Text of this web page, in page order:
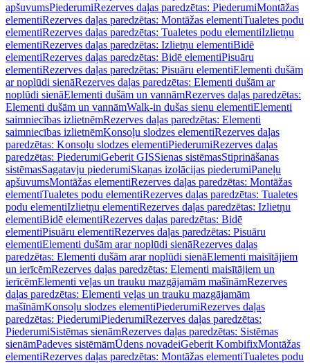
apšuvumsPiederumiRezerves daļas paredzētas: PiederumiMontāžas
elementiRezerves daļas paredzētas: Montāžas elementiTualetes podu
elementiRezerves daļas paredzētas: Tualetes podu elementiIzlietņu
elementiRezerves daļas paredzētas: Izlietņu elementiBidē
elementiRezerves daļas paredzētas: Bidē elementiPisuāru
elementiRezerves daļas paredzētas: Pisuāru elementiElementi dušām
ar noplūdi sienāRezerves daļas paredzētas: Elementi dušām ar
noplūdi sienāElementi dušām un vannāmRezerves daļas paredzētas:
Elementi dušām un vannāmWalk-in dušas sienu elementiElementi
saimniecības izlietnēmRezerves daļas paredzētas: Elementi
saimniecības izlietnēmKonsoļu slodzes elementiRezerves daļas
paredzētas: Konsoļu slodzes elementiPiederumiRezerves daļas
paredzētas: PiederumiGeberit GISSienas sistēmasStiprināšanas
sistēmasSagatavju piederumiSkaņas izolācijas piederumiPaneļu
apšuvumsMontāžas elementiRezerves daļas paredzētas: Montāžas
elementiTualetes podu elementiRezerves daļas paredzētas: Tualetes
podu elementiIzlietņu elementiRezerves daļas paredzētas: Izlietņu
elementiBidē elementiRezerves daļas paredzētas: Bidē
elementiPisuāru elementiRezerves daļas paredzētas: Pisuāru
elementiElementi dušām arar noplūdi sienāRezerves daļas
paredzētas: Elementi dušām arar noplūdi sienāElementi maisītājiem
un ierīcēmRezerves daļas paredzētas: Elementi maisītājiem un
ierīcēmElementi veļas un trauku mazgājamām mašīnāmRezerves
daļas paredzētas: Elementi veļas un trauku mazgājamām
mašīnāmKonsoļu slodzes elementiPiederumiRezerves daļas
paredzētas: PiederumiPiederumiRezerves daļas paredzētas:
PiederumiSistēmas sienāmRezerves daļas paredzētas: Sistēmas
sienāmPadeves sistēmāmŪdens novadeiGeberit KombifixMontāžas
elementiRezerves daļas paredzētas: Montāžas elementiTualetes podu